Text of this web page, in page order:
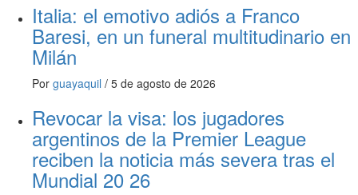
Italia: el emotivo adiós a Franco
Baresi, en un funeral multitudinario en
Milán
Por guayaquil / 5 de agosto de 2026
Revocar la visa: los jugadores
argentinos de la Premier League
reciben la noticia más severa tras el
Mundial 20 26